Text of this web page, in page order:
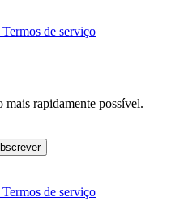
de serviço
mais rapidamente possível.
de serviço